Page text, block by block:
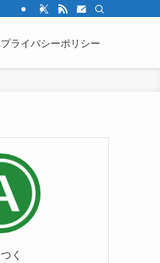
プライバシーポリシー
く